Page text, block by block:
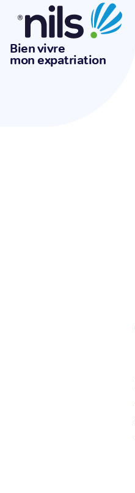
Bien vivre
mon expatriation